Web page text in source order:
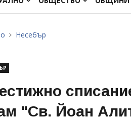
Несебър
"Св. Йоан